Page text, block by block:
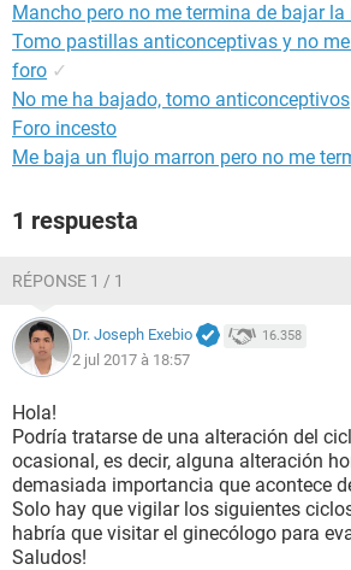
Mancho pero no me termina de bajar
Tomo pastillas anticonceptivas y no
foro ✓
No me ha bajado, tomo anticonceptivos
Foro incesto
Me baja un flujo marron pero no me
1 respuesta
RÉPONSE 1 / 1
Dr. Joseph Exebio 16.358
2 jul 2017 à 18:57
Hola!
Podría tratarse de una alteración del
ocasional, es decir, alguna alteración
demasiada importancia que acontece
Solo hay que vigilar los siguientes
habría que visitar el ginecólogo para
Saludos!